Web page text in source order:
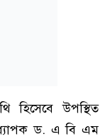
হিসেবে উপস্থিত
ড. এ বি এম